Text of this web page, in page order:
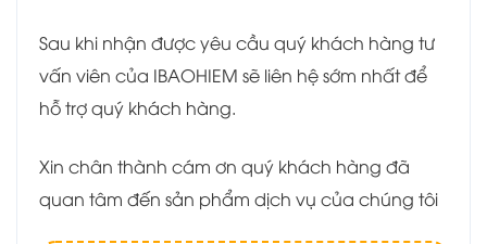
Sau khi nhận được yêu cầu quý khách hàng tư
vấn viên của IBAOHIEM sẽ liên hệ sớm nhất để
hỗ trợ quý khách hàng.
Xin chân thành cám ơn quý khách hàng đã
quan tâm đến sản phẩm dịch vụ của chúng tôi